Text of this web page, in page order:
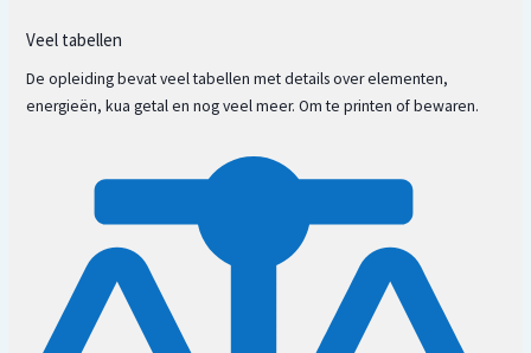
Veel tabellen
De opleiding bevat veel tabellen met details over elementen,
energieën, kua getal en nog veel meer. Om te printen of bewaren.